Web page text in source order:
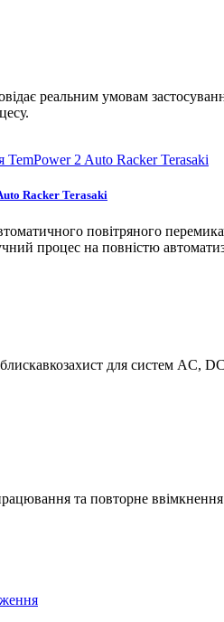
реальним умовам
Racker Terasaki
повітряного
процес на повністю
для систем AC,
та повторне